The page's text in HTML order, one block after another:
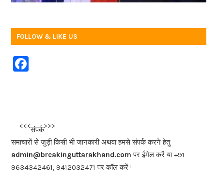
FOLLOW & LIKE US
F
b
o
o
k
<<< संपर्क >>>
समाचारों से जुड़ी किसी भी जानकारी अथवा हमसे संपर्क करने हेतु
admin@breakinguttarakhand.com पर ईमेल करें या +91
9634342461, 9412032471 पर कॉल करें !